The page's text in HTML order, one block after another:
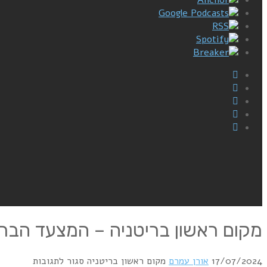
Google Podcasts
RSS
Spotify
Breaker
מקום ראשון בריטניה – המצעד הבריטי 19/
17/07/2024 אורן עמרם מקום ראשון בריטניה סגור לתגובותעל